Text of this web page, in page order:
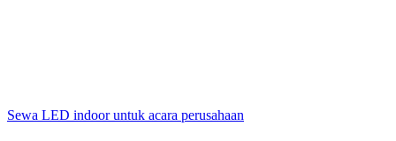
Sewa LED indoor untuk acara perusahaan